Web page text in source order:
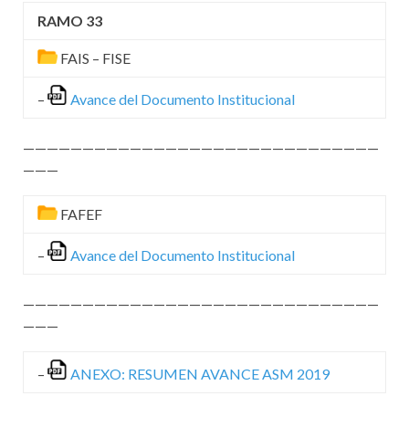
RAMO 33
FAIS – FISE
– Avance del Documento Institucional
——————————————————————————————
———
FAFEF
– Avance del Documento Institucional
——————————————————————————————
———
– ANEXO: RESUMEN AVANCE ASM 2019